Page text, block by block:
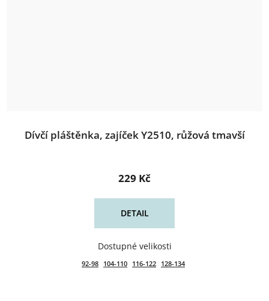
Dívčí pláštěnka, zajíček Y2510, růžová tmavší
229 Kč
DETAIL
92-98 104-110 116-122 128-134